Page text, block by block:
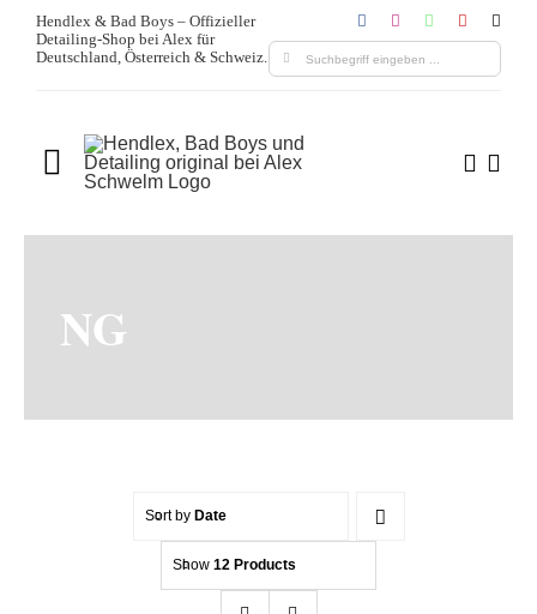
Zum
Inhalt
Hendlex & Bad Boys – Offizieller
Detailing-Shop bei Alex für
Deutschland, Österreich & Schweiz. Suche
Toggle
Home
Blogs & Media
NG
Sort by Date
Show 12 Products